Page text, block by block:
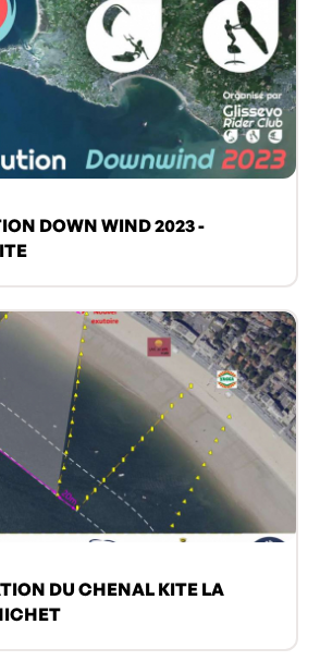
DOWN WIND 2023 -
DU CHENAL KITE LA